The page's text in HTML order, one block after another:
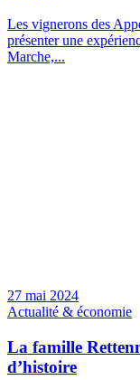
Les vignerons des
présenter une
Marche,...
27 mai 2024
Actualité & économie
La famille
d’histoire